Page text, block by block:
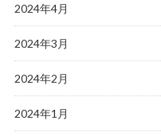
2024年4月
2024年3月
2024年2月
2024年1月